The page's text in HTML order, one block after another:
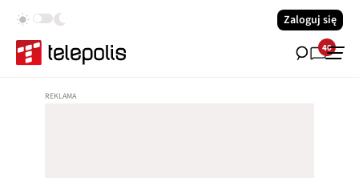
Zaloguj się
40